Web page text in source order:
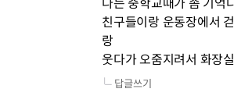
나는 중학교때가 좀 기억
친구들이랑 운동장에서
랑
웃다가 오줌지려서 화장
답글쓰기